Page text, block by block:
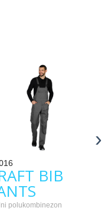
BIB
polukombinezon
›